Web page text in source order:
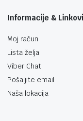
Informacije & Linkovi
Moj račun
Lista želja
Viber Chat
Pošaljite email
Naša lokacija